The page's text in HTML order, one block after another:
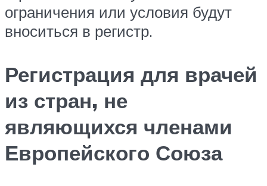
ограничения или условия будут
вноситься в регистр.
Регистрация для врачей
из стран, не
являющихся членами
Европейского Союза